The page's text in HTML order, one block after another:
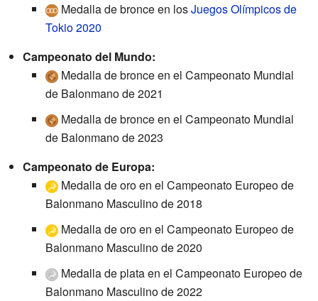
Medalla de bronce en losJuegos Olímpicos de
Tokio 2020
Campeonato del Mundo:
Medalla de bronce en el Campeonato Mundial
de Balonmano de 2021
Medalla de bronce en el Campeonato Mundial
de Balonmano de 2023
Campeonato de Europa:
Medalla de oro en el Campeonato Europeo de
Balonmano Masculino de 2018
Medalla de oro en el Campeonato Europeo de
Balonmano Masculino de 2020
Medalla de plata en el Campeonato Europeo de
Balonmano Masculino de 2022